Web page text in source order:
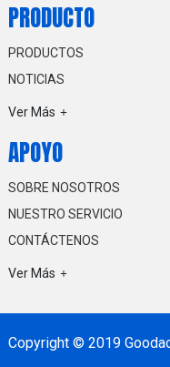
PRODUCTO
PRODUCTOS
NOTICIAS
Ver Más
APOYO
SOBRE NOSOTROS
NUESTRO SERVICIO
CONTÁCTENOS
Ver Más
Copyright © 2019